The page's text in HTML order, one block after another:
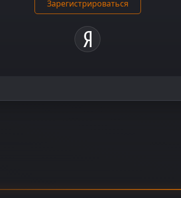
Зарегистрироваться